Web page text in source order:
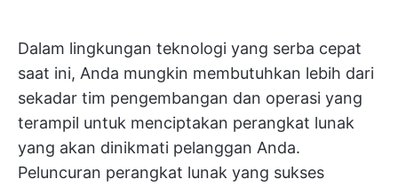
Dalam lingkungan teknologi yang serba cepat
saat ini, Anda mungkin membutuhkan lebih dari
sekadar tim pengembangan dan operasi yang
terampil untuk menciptakan perangkat lunak
yang akan dinikmati pelanggan Anda.
Peluncuran perangkat lunak yang sukses